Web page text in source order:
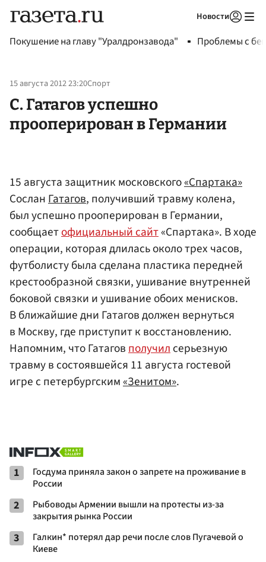
Новости
Покушение на главу "Уралдронзавода" Проблемы с
15 августа 2012 23:20Спорт
С. Гатагов успешно
прооперирован в Германии
15 августа защитник московского«Спартака»
СосланГатагов, получивший травму колена,
был успешно прооперирован в Германии,
сообщаетофициальный сайт«Спартака». В ходе
операции, которая длилась около трех часов,
футболисту была сделана пластика передней
крестообразной связки, ушивание внутренней
боковой связки и ушивание обоих менисков.
В ближайшие дни Гатагов должен вернуться
в Москву, где приступит к восстановлению.
Напомним, что Гатаговполучилсерьезную
травму в состоявшейся 11 августа гостевой
игре с петербургским«Зенитом».
1
Госдума приняла закон о запрете на проживание в
России
2
Рыбоводы Армении вышли на протесты из-за
закрытия рынка России
3
Галкин* потерял дар речи после слов Пугачевой о
Киеве